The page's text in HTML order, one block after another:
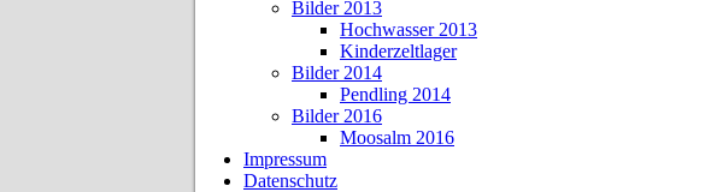
Bilder 2013
Hochwasser 2013
Kinderzeltlager
Bilder 2014
Pendling 2014
Bilder 2016
Moosalm 2016
Impressum
Datenschutz